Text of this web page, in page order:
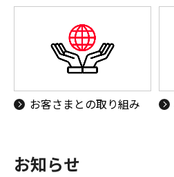
お客さまとの取り組み
お知らせ